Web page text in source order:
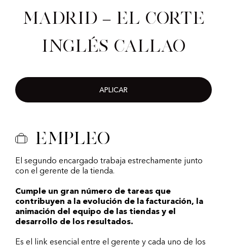
Madrid – El Corte
Inglés Callao
APLICAR
Empleo
El segundo encargado trabaja estrechamente junto
con el gerente de la tienda.
Cumple un gran número de tareas que
contribuyen a la evolución de la facturación, la
animación del equipo de las tiendas y el
desarrollo de los resultados.
Es el link esencial entre el gerente y cada uno de los